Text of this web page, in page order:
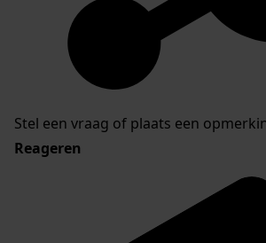
Stel een vraag of plaats een
Reageren